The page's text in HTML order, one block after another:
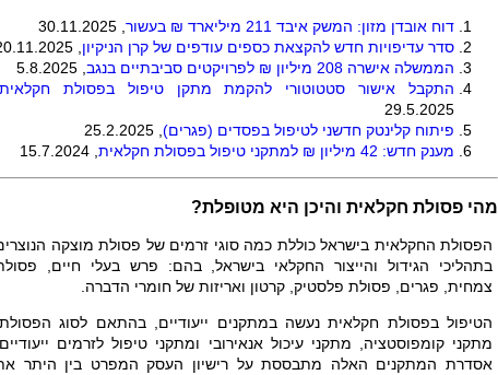
דוח אובדן מזון: המשק איבד 211 מיליארד ₪ בעשור
סדר עדיפויות חדש להקצאת כספים עודפים של קרן הניקיון
הממשלה אישרה 208 מיליון ₪ לפרויקטים סביבתיים בנגב
התקבל אישור סטטוטורי להקמת מתקן טיפול בפסולת חקלאית
29.5.2025
פיתוח קלינטק חדשני לטיפול בפסדים (פגרים)
מענק חדש: 42 מיליון ₪ למתקני טיפול בפסולת חקלאית
מהי פסולת חקלאית והיכן היא מטופלת?
הפסולת החקלאית בישראל כוללת כמה סוגי זרמים של פסולת מוצקה
בתהליכי הגידול והייצור החקלאי בישראל, בהם: פרש בעלי חיים,
צמחית, פגרים, פסולת פלסטיק, קרטון ואריזות של חומרי הדברה.
הטיפול בפסולת חקלאית נעשה במתקנים ייעודיים, בהתאם לסוג
מתקני קומפוסטציה, מתקני עיכול אנאירובי ומתקני טיפול לזרמים
אסדרת המתקנים האלה מתבססת על רישיון העסק המפרט בין היתר